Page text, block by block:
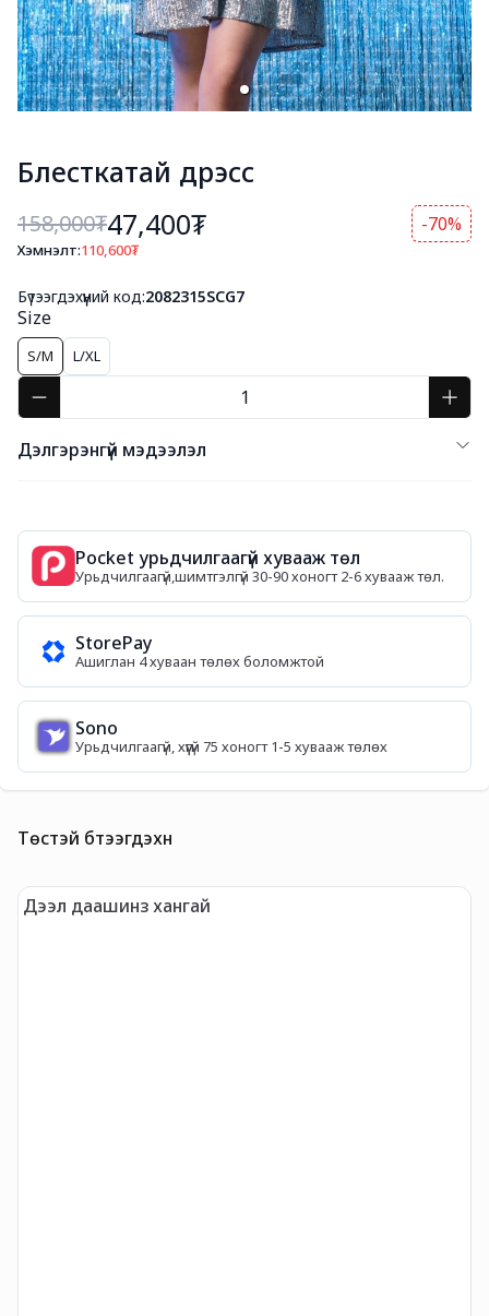
Блесткатай дрэсс
158,000₮47,400₮ -70%
Хэмнэлт:110,600₮
Бүтээгдэхүүний код:2082315SCG7
Size
S/M L/XL
Дэлгэрэнгүй мэдээлэл
Pocket урьдчилгаагүй хувааж төл
Урьдчилгаагүй,шимтгэлгүй 30-90 хоногт 2-6 хувааж төл.
StorePay
Ашиглан 4 хуваан төлөх боломжтой
Sono
Урьдчилгаагүй, хүүгүй 75 хоногт 1-5 хувааж төлөх
Төстэй бүтээгдэхүүн
Дээл даашинз хангай